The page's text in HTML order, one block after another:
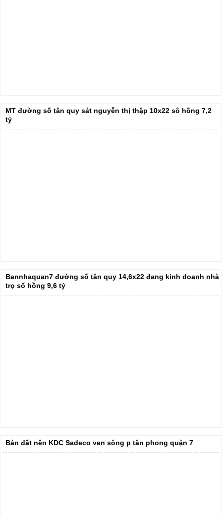
MT đường số tân quy sát nguyễn thị thập 10x22 sô hồng 7,2
tỷ
Bannhaquan7 đường số tân quy 14,6x22 đang kinh doanh nhà
trọ sổ hồng 9,6 tỷ
Bán đất nền KDC Sadeco ven sông p tân phong quận 7